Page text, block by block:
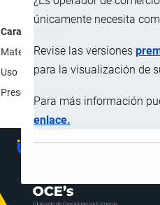
únicamente necesita
Revise las versiones
para la visualización de
Para más información
enlace.
Característica
Material
45% espuma; 45%
Uso
Como decoración
Presentación